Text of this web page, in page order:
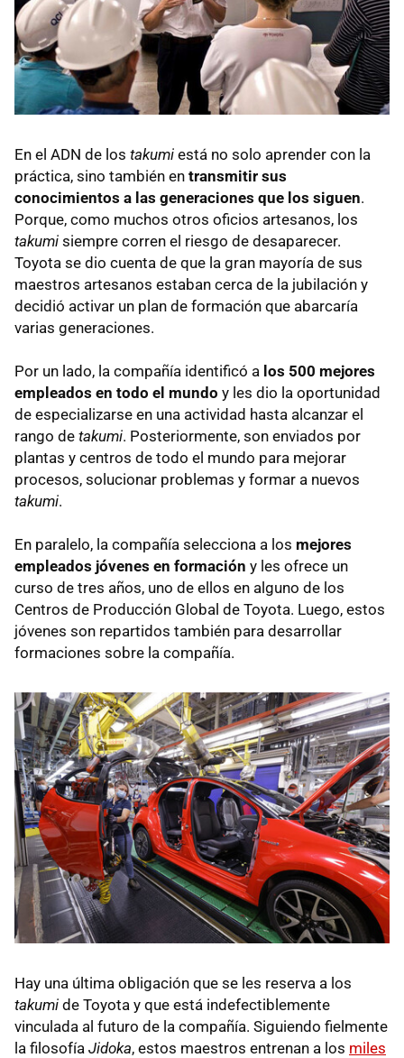
En el ADN de los takumi está no solo aprender con la
práctica, sino también en transmitir sus
conocimientos a las generaciones que los siguen.
Porque, como muchos otros oficios artesanos, los
takumi siempre corren el riesgo de desaparecer.
Toyota se dio cuenta de que la gran mayoría de sus
maestros artesanos estaban cerca de la jubilación y
decidió activar un plan de formación que abarcaría
varias generaciones.
Por un lado, la compañía identificó a los 500 mejores
empleados en todo el mundo y les dio la oportunidad
de especializarse en una actividad hasta alcanzar el
rango de takumi. Posteriormente, son enviados por
plantas y centros de todo el mundo para mejorar
procesos, solucionar problemas y formar a nuevos
takumi.
En paralelo, la compañía selecciona a los mejores
empleados jóvenes en formación y les ofrece un
curso de tres años, uno de ellos en alguno de los
Centros de Producción Global de Toyota. Luego, estos
jóvenes son repartidos también para desarrollar
formaciones sobre la compañía.
Hay una última obligación que se les reserva a los
takumi de Toyota y que está indefectiblemente
vinculada al futuro de la compañía. Siguiendo fielmente
la filosofía Jidoka, estos maestros entrenan a los miles